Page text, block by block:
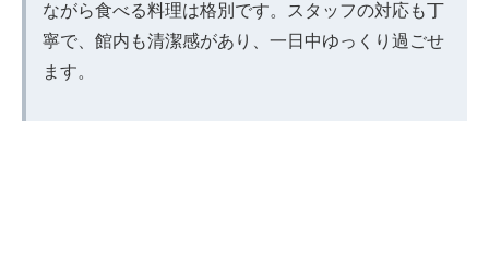
ながら食べる料理は格別です。スタッフの対応も丁
寧で、館内も清潔感があり、一日中ゆっくり過ごせ
ます。